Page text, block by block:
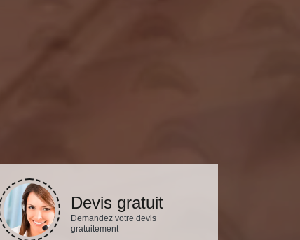
Devis gratuit
Demandez votre devis
gratuitement